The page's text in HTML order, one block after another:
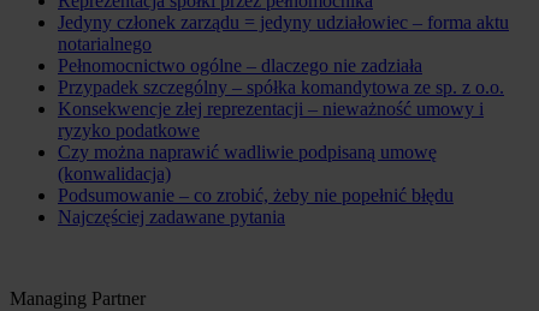
Jedyny członek zarządu = jedyny udziałowiec – forma aktu
notarialnego
Pełnomocnictwo ogólne – dlaczego nie zadziała
Przypadek szczególny – spółka komandytowa ze sp. z o.o.
Konsekwencje złej reprezentacji – nieważność umowy i
ryzyko podatkowe
Czy można naprawić wadliwie podpisaną umowę
(konwalidacja)
Podsumowanie – co zrobić, żeby nie popełnić błędu
Najczęściej zadawane pytania
Managing Partner